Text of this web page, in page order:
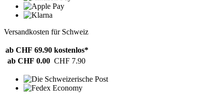
Versandkosten für Schweiz
ab CHF 69.90 kostenlos*
ab CHF 0.00 CHF 7.90